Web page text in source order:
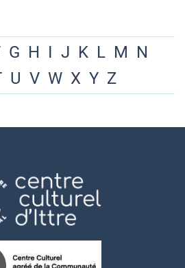
G H I J K L M N
U V W X Y Z